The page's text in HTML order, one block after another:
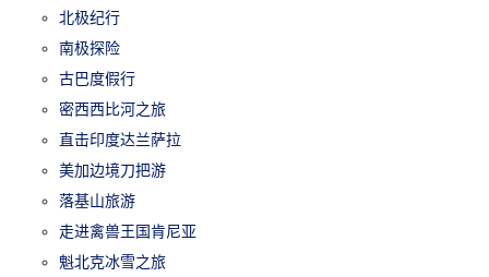
北极纪行
南极探险
古巴度假行
密西西比河之旅
直击印度达兰萨拉
美加边境刀把游
落基山旅游
走进禽兽王国肯尼亚
魁北克冰雪之旅